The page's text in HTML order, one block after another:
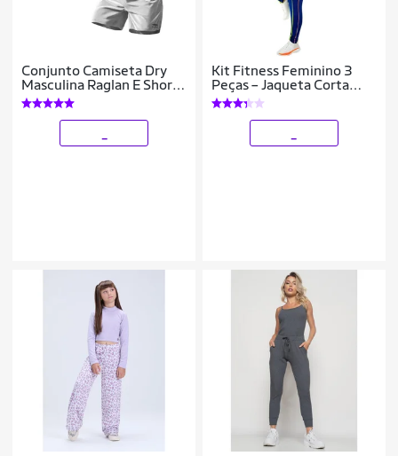
Conjunto Camiseta Dry
Masculina Raglan E Short
Mauricinho Academia
Verão Praia Básico
Kit Fitness Feminino 3
Peças – Jaqueta Corta
Vento + Legging + Top